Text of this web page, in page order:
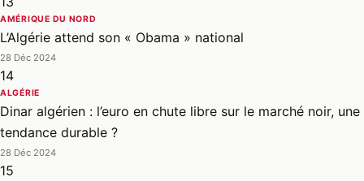
AMÉRIQUE DU NORD
L’Algérie attend son « Obama » national
28 Déc 2024
14
ALGÉRIE
Dinar algérien : l’euro en chute libre sur le marché noir, une
tendance durable ?
28 Déc 2024
15